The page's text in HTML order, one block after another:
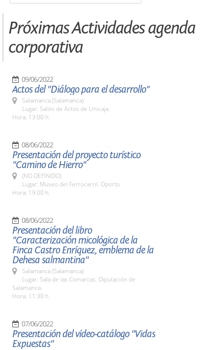
Próximas Actividades agenda
corporativa
09/06/2022
Actos del "Diálogo para el desarrollo"
Salamanca (Salamanca)
Lugar: Salón de Actos de Unicaja
Hora: 13:00 h.
08/06/2022
Presentación del proyecto turístico
"Camino de Hierro"
(NO DEFINIDO)
Lugar: Museo del Ferrocarril. Oporto
Hora: 19:00 h.
08/06/2022
Presentación del libro
"Caracterización micológica de la
Finca Castro Enríquez, emblema de la
Dehesa salmantina"
Salamanca (Salamanca)
Lugar: Sala de las Comarcas. Diputación de
Salamanca.
Hora: 11:30 h.
07/06/2022
Presentación del vídeo-catálogo "Vidas
Expuestas"